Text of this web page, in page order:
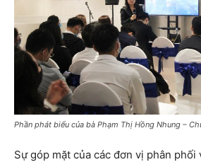
Phần phát biểu của bà Phạm Thị Hồng Nhung –
Sự góp mặt của các đơn vị phân phối